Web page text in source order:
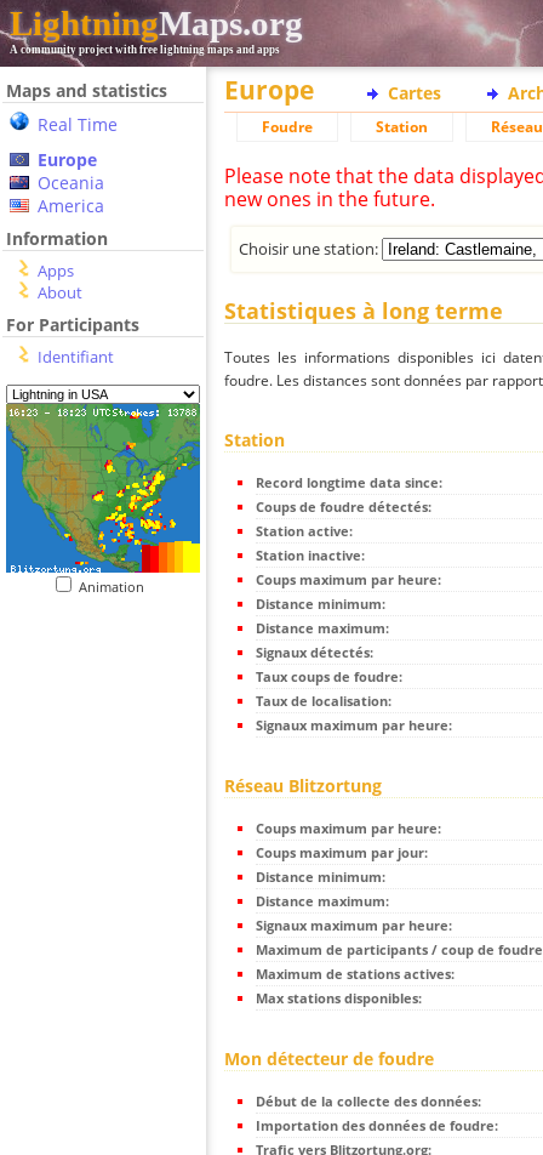
LightningMaps.org
A community project with free lightning maps and apps
Maps and statistics
Real Time
Europe
Oceania
America
Information
Apps
About
For Participants
Identifiant
Animation
Europe Cartes
Foudre Station Réseau
Please note that the data
new ones in the future.
Choisir une station:
Statistiques à long terme
Toutes les informations disponibles ici
foudre. Les distances sont données par
Station
Record longtime data since:
Coups de foudre détectés:
Station active:
Station inactive:
Coups maximum par heure:
Distance minimum:
Distance maximum:
Signaux détectés:
Taux coups de foudre:
Taux de localisation:
Signaux maximum par heure:
Réseau Blitzortung
Coups maximum par heure:
Coups maximum par jour:
Distance minimum:
Distance maximum:
Signaux maximum par heure:
Maximum de participants / coup de
Maximum de stations actives:
Max stations disponibles:
Mon détecteur de foudre
Début de la collecte des données:
Importation des données de foudre:
Trafic vers Blitzortung.org: